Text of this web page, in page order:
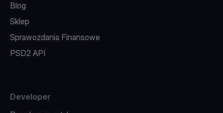
Blog
Sklep
Sprawozdania Finansowe
PSD2 API
Developer